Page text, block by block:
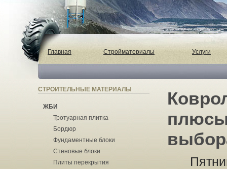
Главная Стройматериалы Услуги
СТРОИТЕЛЬНЫЕ МАТЕРИАЛЫ
ЖБИ
Тротуарная плитка
Бордюр
Фундаментные блоки
Стеновые блоки
Плиты перекрытия